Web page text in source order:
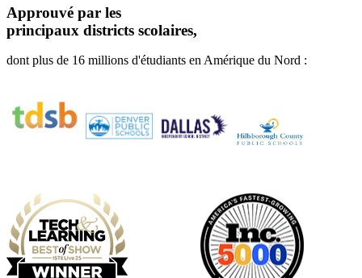
Approuvé par les
principaux districts scolaires,
dont plus de 16 millions d'étudiants en Amérique du Nord :